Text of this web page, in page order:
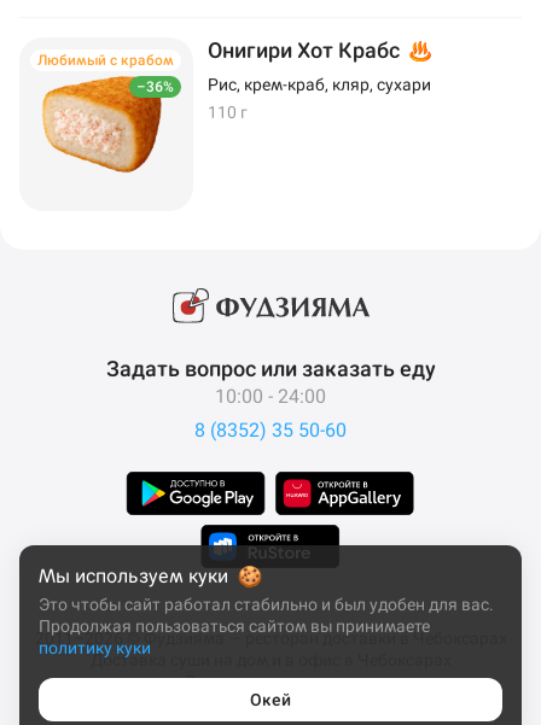
–36%
Любимый с крабом Онигири Хот Крабс
Рис, крем-краб, кляр, сухари
110 г
Задать вопрос или заказать еду
10:00 - 24:00
8 (8352) 35 50-60
2011–2026 © Фудзияма — ресторан доставки в Чебоксарах
Доставка суши на дом и в офис в Чебоксарах
Все права защищены
Мы используем куки
Это чтобы сайт работал стабильно и был удобен для вас.
Продолжая пользоваться сайтом вы принимаете
политику куки
Окей